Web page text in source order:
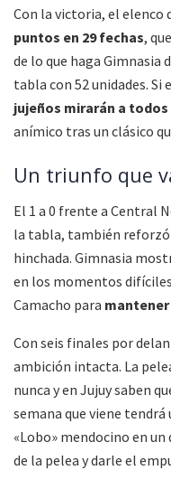
Con la victoria, el elenco
puntos en 29 fechas,
de lo que haga Gimnasia
tabla con 52 unidades.
jujeños mirarán a todos
anímico tras un clásico
Un triunfo que
El 1 a 0 frente a Central
la tabla, también reforzó
hinchada. Gimnasia
en los momentos
Camacho para
Con seis finales por
ambición intacta. La
nunca y en Jujuy saben
semana que viene
«Lobo» mendocino en
de la pelea y darle el